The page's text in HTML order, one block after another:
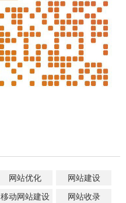
网站优化
网站建设
移动网站建设
网站收录